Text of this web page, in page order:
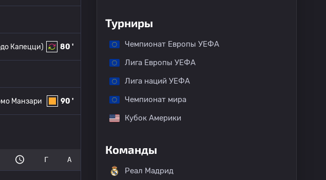
80 '
Капецци)
90 '
Манзари
Г А
Турниры
Чемпионат Европы УЕФА
Лига Европы УЕФА
Лига наций УЕФА
Чемпионат мира
Кубок Америки
Команды
Реал Мадрид